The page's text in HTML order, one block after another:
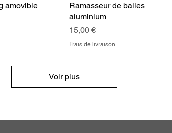
rapide
amovible
Aperçu rapide
Ramasseur de balles
aluminium
Prix
15,00 €
Frais de livraison
Voir plus